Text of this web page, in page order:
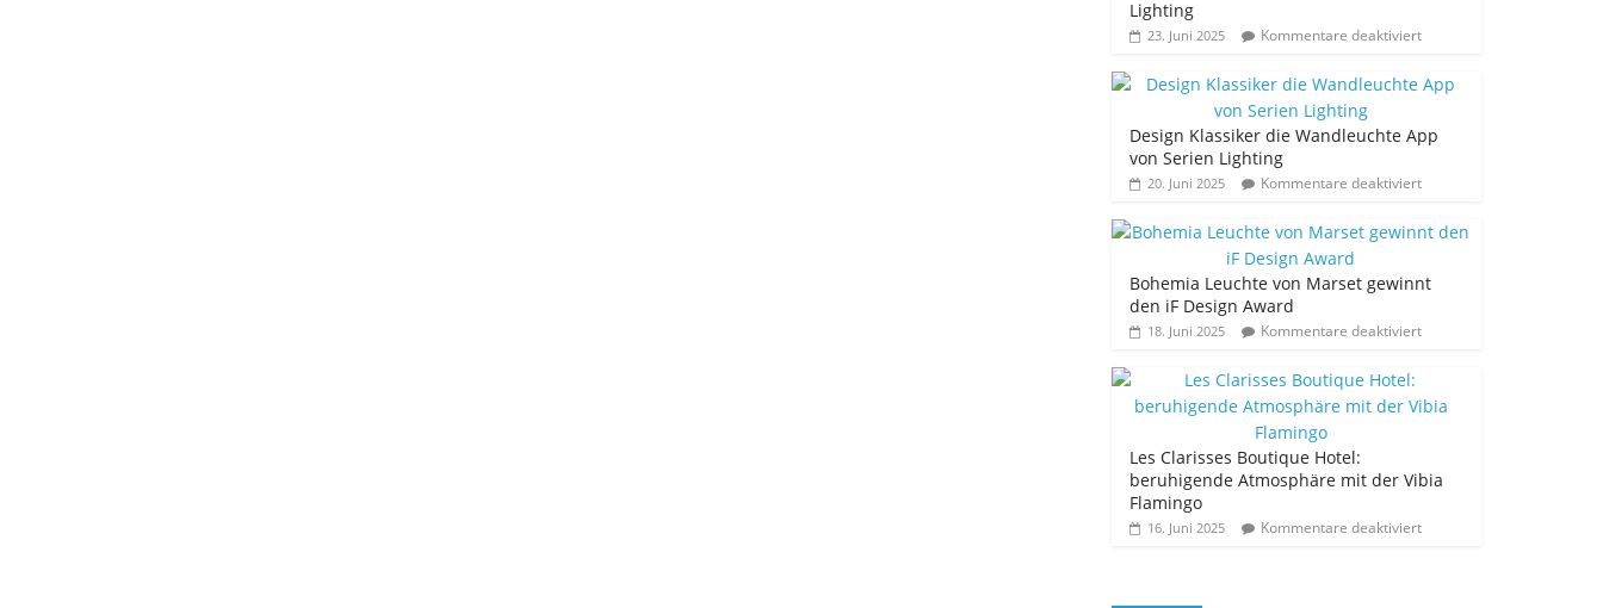
Lighting
23. Juni 2025 Kommentare deaktiviert
Design Klassiker die Wandleuchte App
von Serien Lighting
20. Juni 2025 Kommentare deaktiviert
Bohemia Leuchte von Marset gewinnt
den iF Design Award
18. Juni 2025 Kommentare deaktiviert
Les Clarisses Boutique Hotel:
beruhigende Atmosphäre mit der Vibia
Flamingo
16. Juni 2025 Kommentare deaktiviert